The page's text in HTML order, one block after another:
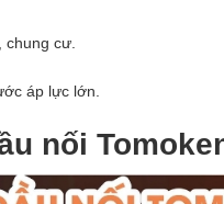
chung cư.
áp lực lớn.
nối